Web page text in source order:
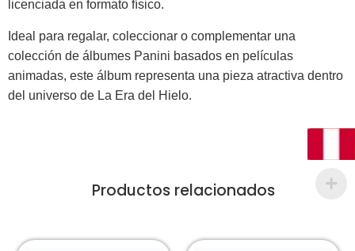
licenciada en formato físico.
Ideal para regalar, coleccionar o complementar una
colección de álbumes Panini basados en películas
animadas, este álbum representa una pieza atractiva dentro
del universo de La Era del Hielo.
Productos relacionados